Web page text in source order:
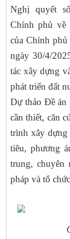
Nghị quyết
Chính phủ về
của Chính
ngày 30/4/
tác xây dựng
phát triển đất
Dự thảo Đề án
cần thiết, căn
trình xây dựng
tiêu, phương
trung, chuyên
pháp và tổ